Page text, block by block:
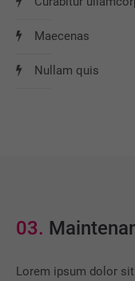
Maecenas
Nullam quis
03.
Lorem ipsum dolor